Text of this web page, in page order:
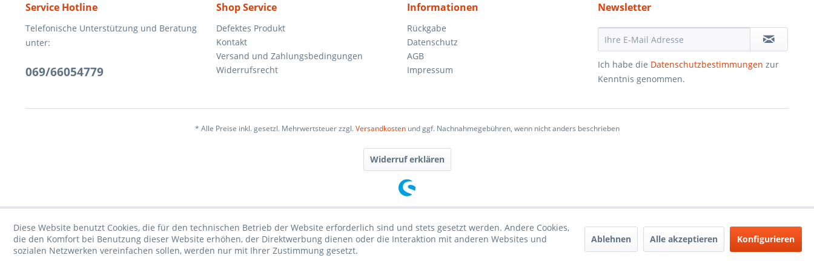
Service Hotline
Telefonische Unterstützung und Beratung
unter:
069/66054779
Shop Service
Defektes Produkt
Kontakt
Versand und Zahlungsbedingungen
Widerrufsrecht
Informationen
Rückgabe
Datenschutz
AGB
Impressum
Newsletter
Ich habe die Datenschutzbestimmungen zur
Kenntnis genommen.
* Alle Preise inkl. gesetzl. Mehrwertsteuer zzgl.Versandkostenund ggf. Nachnahmegebühren, wenn nicht anders beschrieben
Widerruf erklären
Diese Website benutzt Cookies, die für den technischen Betrieb der Website erforderlich sind und stets gesetzt werden. Andere Cookies,
die den Komfort bei Benutzung dieser Website erhöhen, der Direktwerbung dienen oder die Interaktion mit anderen Websites und
sozialen Netzwerken vereinfachen sollen, werden nur mit Ihrer Zustimmung gesetzt.
Ablehnen Alle akzeptieren Konfigurieren